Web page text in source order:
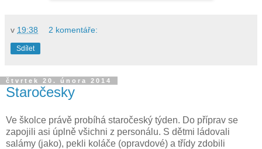
v 19:38 2 komentáře:
Sdílet
čtvrtek 20. února 2014
Staročesky
Ve školce právě probíhá staročeský týden. Do příprav se
zapojili asi úplně všichni z personálu. S dětmi ládovali
salámy (jako), pekli koláče (opravdové) a třídy zdobili